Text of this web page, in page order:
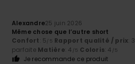
Alexandre25 juin 2026
Même chose que l’autre short
Confort: 5/5 Rapport qualité / prix: 3
parfaite Matière: 4 /5 Coloris: 4 /5
Je recommande ce produit